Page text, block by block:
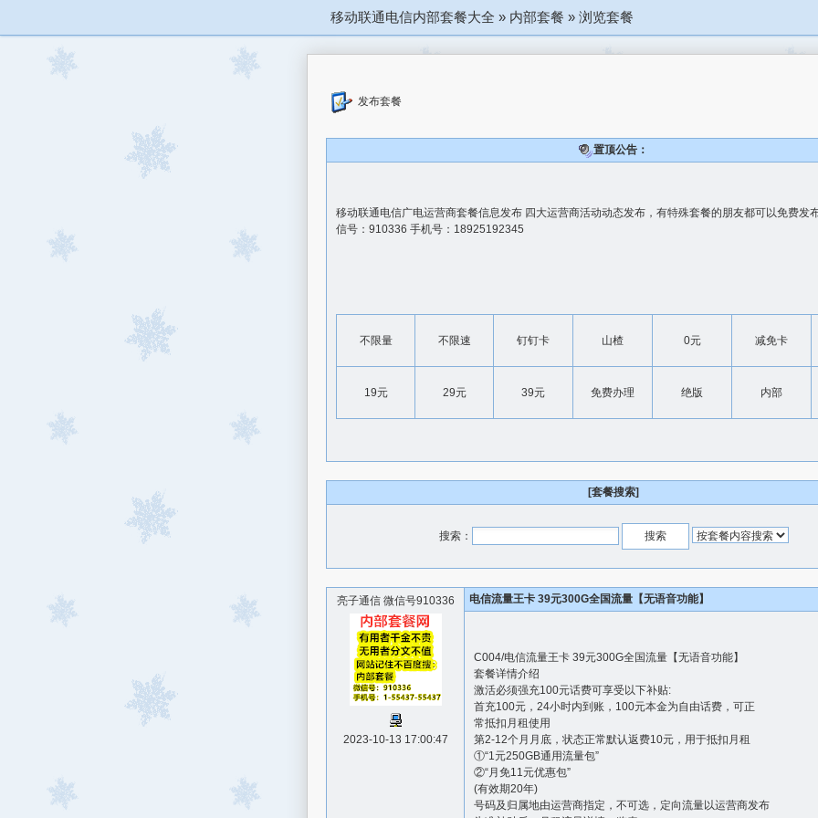
移动联通电信内部套餐大全 » 内部套餐 » 浏览套餐
发布套餐
置顶公告：
移动联通电信广电运营商套餐信息发布 四大运营商活动动态发布，有特殊套餐的朋友都可以免费发
信号：910336 手机号：18925192345
不限量 不限速 钉钉卡 山楂 0元 减免卡
19元 29元 39元 免费办理 绝版 内部
[套餐搜索]
搜索：
亮子通信 微信号910336
2023-10-13 17:00:47
电信流量王卡 39元300G全国流量【无语音功能】
C004/电信流量王卡 39元300G全国流量【无语音功能】
套餐详情介绍
激活必须强充100元话费可享受以下补贴:
首充100元，24小时内到账，100元本金为自由话费，可正
常抵扣月租使用
第2-12个月月底，状态正常默认返费10元，用于抵扣月租
①“1元250GB通用流量包”
②“月免11元优惠包”
(有效期20年)
号码及归属地由运营商指定，不可选，定向流量以运营商发布